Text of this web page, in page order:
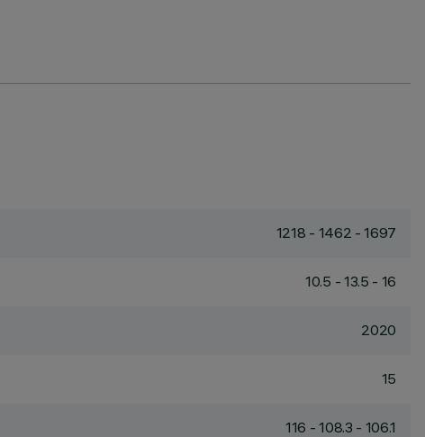
1218 - 1462 - 1697
10.5 - 13.5 - 16
2020
15
116 - 108.3 - 106.1